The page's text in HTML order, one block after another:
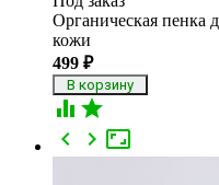
Органическая пенка
кожи
499 ₽
 

 